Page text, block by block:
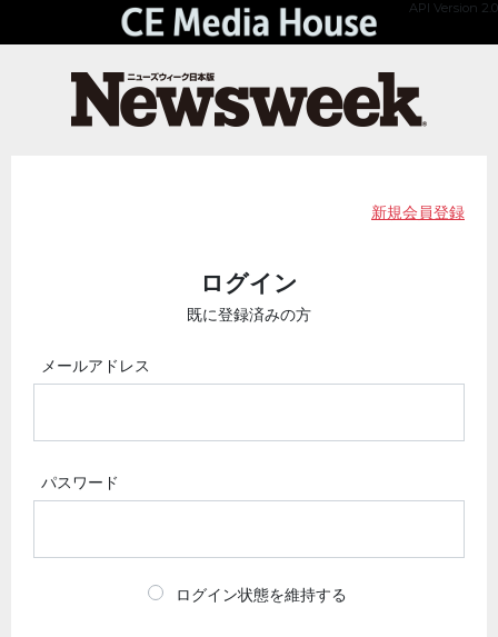
API Version 2.0
新規会員登録
ログイン
既に登録済みの方
メールアドレス
パスワード
ログイン状態を維持する